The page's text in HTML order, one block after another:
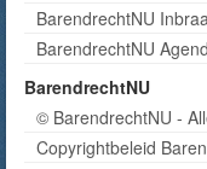
BarendrechtNU
BarendrechtNU
BarendrechtNU
© BarendrechtNU -
Copyrightbeleid